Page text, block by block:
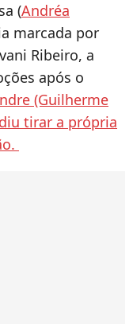
(Andréa
marcada por
Ribeiro, a
após o
(Guilherme
tirar a própria